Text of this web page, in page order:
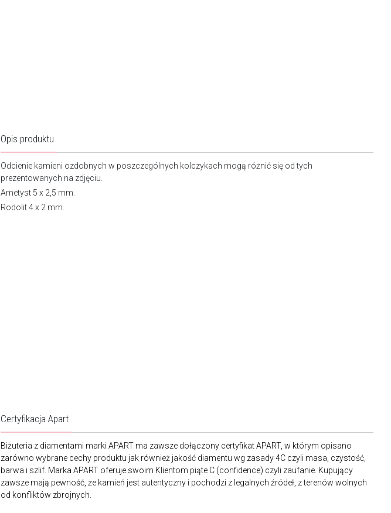
Opis produktu
Odcienie kamieni ozdobnych w poszczególnych kolczykach mogą różnić się od tych
prezentowanych na zdjęciu.
Ametyst 5 x 2,5 mm.
Rodolit 4 x 2 mm.
Certyfikacja Apart
Biżuteria z diamentami marki APART ma zawsze dołączony certyfikat APART, w którym opisano
zarówno wybrane cechy produktu jak również jakość diamentu wg zasady 4C czyli masa, czystość,
barwa i szlif. Marka APART oferuje swoim Klientom piąte C (confidence) czyli zaufanie. Kupujący
zawsze mają pewność, że kamień jest autentyczny i pochodzi z legalnych źródeł, z terenów wolnych
od konfliktów zbrojnych.